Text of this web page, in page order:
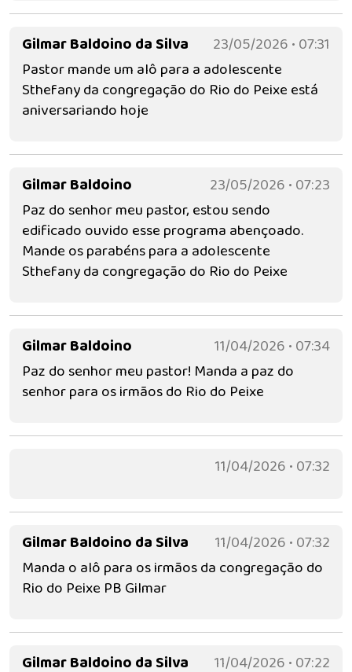
Gilmar Baldoino da Silva
23/05/2026 • 07:31
Pastor mande um alô para a adolescente
Sthefany da congregação do Rio do Peixe está
aniversariando hoje
Gilmar Baldoino
23/05/2026 • 07:23
Paz do senhor meu pastor, estou sendo
edificado ouvido esse programa abençoado.
Mande os parabéns para a adolescente
Sthefany da congregação do Rio do Peixe
Gilmar Baldoino
11/04/2026 • 07:34
Paz do senhor meu pastor! Manda a paz do
senhor para os irmãos do Rio do Peixe
11/04/2026 • 07:32
Gilmar Baldoino da Silva
11/04/2026 • 07:32
Manda o alô para os irmãos da congregação do
Rio do Peixe PB Gilmar
Gilmar Baldoino da Silva 11/04/2026 • 07:22